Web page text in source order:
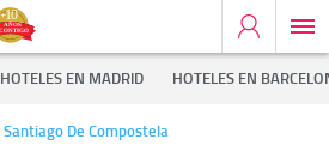
HOTELES EN MADRID HOTELES EN
Santiago De Compostela